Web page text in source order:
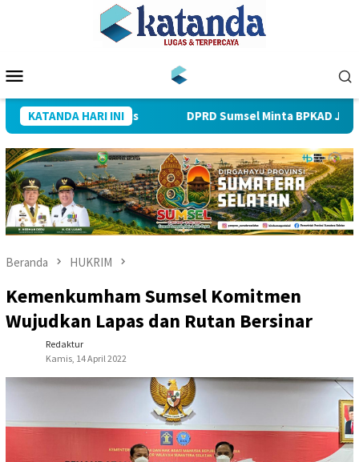
Mobile
KATANDA HARI INI
Kronis DPRD Sumsel Minta BPKAD Jelaskan
Beranda HUKRIM
Kemenkumham Sumsel Komitmen
Wujudkan Lapas dan Rutan Bersinar
Redaktur
Kamis, 14 April 2022